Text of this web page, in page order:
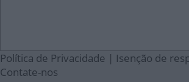
Política de Privacidade | Isenção de
Contate-nos